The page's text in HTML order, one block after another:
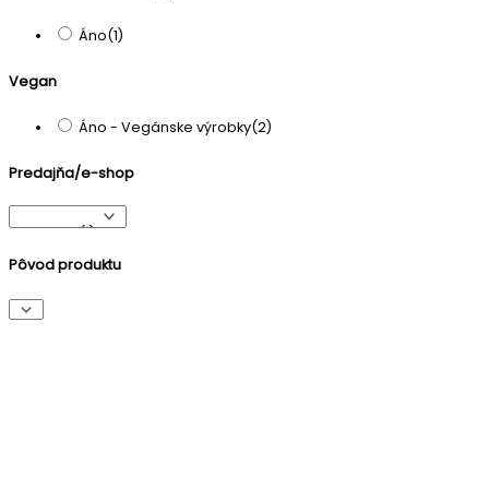
Áno(1)
Vegan
Áno - Vegánske výrobky(2)
Predajňa/e-shop
Pôvod produktu